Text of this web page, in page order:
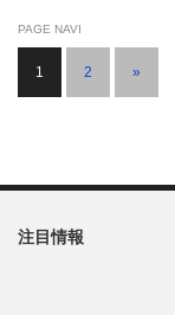
PAGE NAVI
1 2 »
注目情報